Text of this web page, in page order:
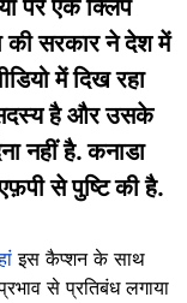
पर एक क्लिप
की सरकार ने देश में
में दिख रहा
है और उसके
नहीं है. कनाडा
से पुष्टि की है.
इस कैप्शन के साथ
से प्रतिबंध लगाया